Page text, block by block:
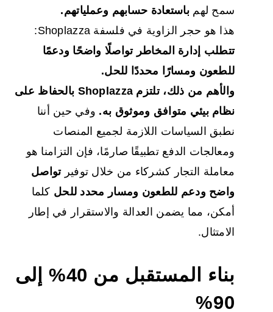
سمح لهمباستعادة حسابهم وعملياتهم.
هذا هو حجر الزاوية في فلسفة Shoplazza:
تتطلب إدارة المخاطر تواصلًا واضحًا ودعمًا
للطعون ومسارًا محددًا للحل.
والأهم من ذلك، تلتزم Shoplazza بالحفاظ على
نظام بيئي متوافق وموثوق به. وفي حين أننا
نطبق السياسات اللازمة لجميع المنصات
ومعالجات الدفع تطبيقًا صارمًا، فإن التزامنا هو
معاملة التجار كشركاء من خلال توفيرتواصل
واضح ودعم للطعون ومسار محدد للحل كلما
أمكن، مما يضمن العدالة والاستقرار في إطار
الامتثال.
بناء المستقبل من 40% إلى
90%